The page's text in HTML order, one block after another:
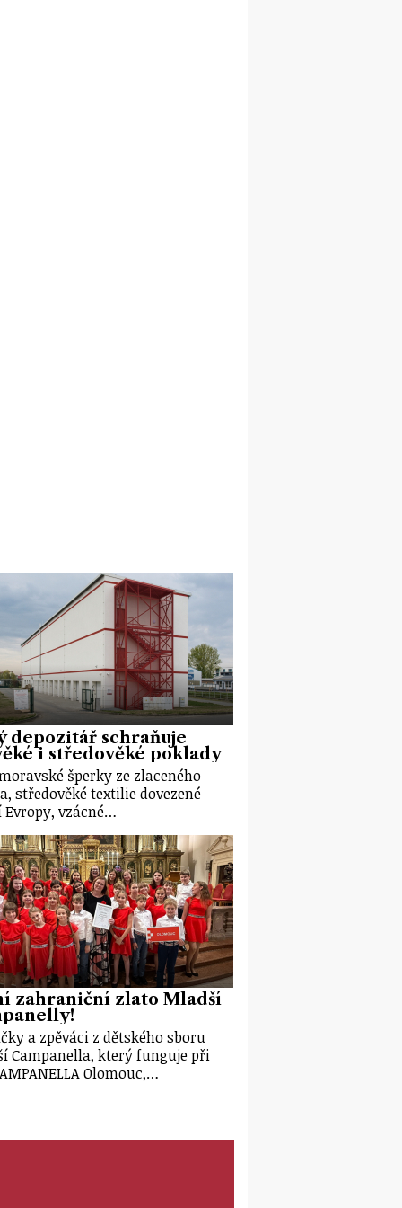
depozitář schraňuje
i středověké poklady
šperky ze zlaceného
středověké textilie dovezené
vzácné…
zahraniční zlato Mladší
a zpěváci z dětského sboru
Campanella, který funguje při
Olomouc,…